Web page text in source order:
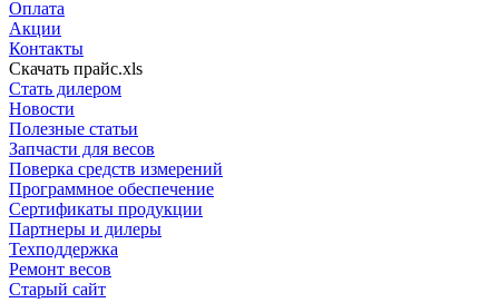
Оплата
Акции
Контакты
Скачать прайс.xls
Стать дилером
Новости
Полезные статьи
Запчасти для весов
Поверка средств измерений
Программное обеспечение
Сертификаты продукции
Партнеры и дилеры
Техподдержка
Ремонт весов
Старый сайт